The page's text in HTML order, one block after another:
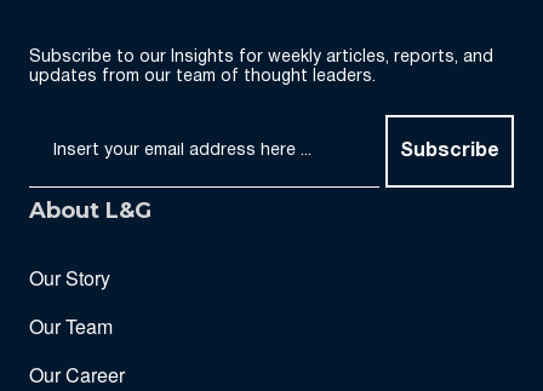
Subscribe to our Insights for weekly articles, reports, and
updates from our team of thought leaders.
Subscribe
About L&G
Our Story
Our Team
Our Career